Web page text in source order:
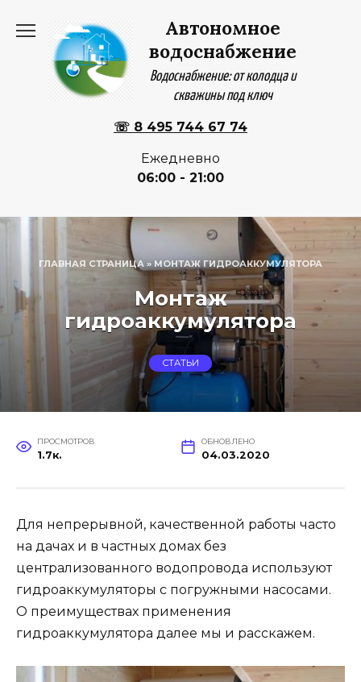
содержанию
Автономное
водоснабжение
Водоснабжение: от колодца и
скважины под ключ
☏ 8 495 744 67 74
Ежедневно
06:00 - 21:00
ГЛАВНАЯ СТРАНИЦА»МОНТАЖ ГИДРОАККУМУЛЯТОРА
Монтаж
гидроаккумулятора
СТАТЬИ
ПРОСМОТРОВ
1.7к.
ОБНОВЛЕНО
04.03.2020
Для непрерывной, качественной работы часто
на дачах и в частных домах без
централизованного водопровода используют
гидроаккумуляторы с погружными насосами.
О преимуществах применения
гидроаккумулятора далее мы и расскажем.